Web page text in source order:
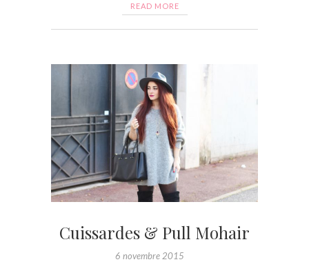
READ MORE
Cuissardes & Pull Mohair
6 novembre 2015